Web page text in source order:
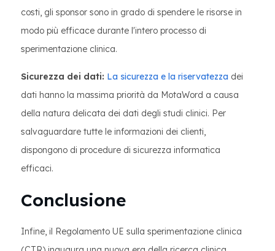
costi, gli sponsor sono in grado di spendere le risorse in
modo più efficace durante l'intero processo di
sperimentazione clinica.
Sicurezza dei dati: La sicurezza e la riservatezza dei
dati hanno la massima priorità da MotaWord a causa
della natura delicata dei dati degli studi clinici. Per
salvaguardare tutte le informazioni dei clienti,
dispongono di procedure di sicurezza informatica
efficaci.
Conclusione
Infine, il Regolamento UE sulla sperimentazione clinica